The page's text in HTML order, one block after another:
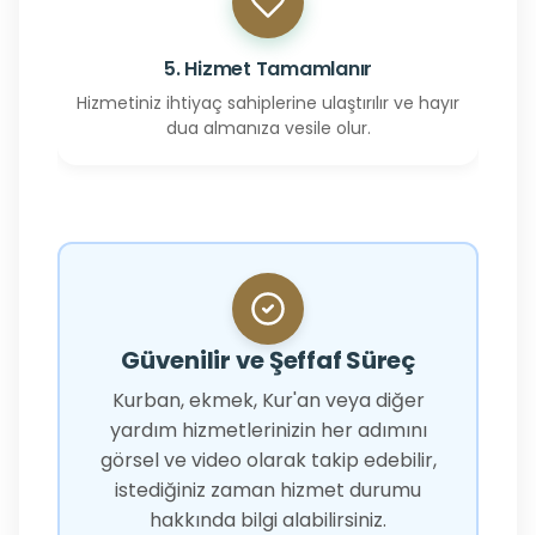
5. Hizmet Tamamlanır
Hizmetiniz ihtiyaç sahiplerine ulaştırılır ve hayır
dua almanıza vesile olur.
Güvenilir ve Şeffaf Süreç
Kurban, ekmek, Kur'an veya diğer
yardım hizmetlerinizin her adımını
görsel ve video olarak takip edebilir,
istediğiniz zaman hizmet durumu
hakkında bilgi alabilirsiniz.